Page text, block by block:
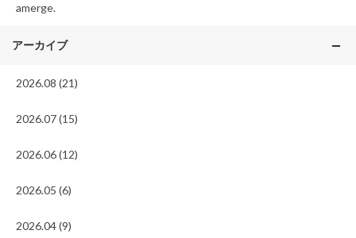
amerge.
アーカイブ
2026.08 (21)
2026.07 (15)
2026.06 (12)
2026.05 (6)
2026.04 (9)